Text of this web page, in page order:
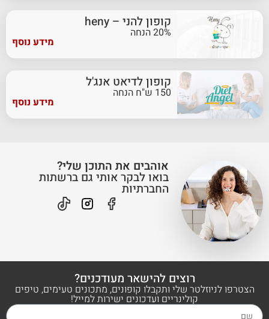
קופון להני – heny
20% הנחה
מידע נוסף
קופון לדיאט אנג'ל
150 ש"ח הנחה
מידע נוסף
אוהבים את התוכן שלי?
בואו לבקר אותי גם ברשתות
החברתיות
רוצים להישאר מעודכנים?
הצטרפו לניוזלטר שלי ותקבלו קופונים, מתכונים טעימים, טיפים
קולינריים ועדכונים ישירות למייל!